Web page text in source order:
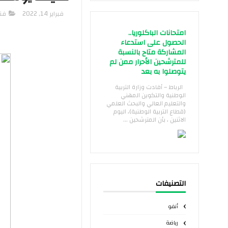
امتحانات الباكلوريا..
الحصول على استدعاء
المشاركة متاح بالنسبة
للمترشحين الأحرار ممن لم
يتوصلوا به بعد
الرباط – أفادت وزارة التربية
الوطنية والتكوين المهني
والتعليم العالي والبحث العلمي
(قطاع التربية الوطنية)، اليوم
الاثنين ، بأن المترشحين ...
التصنيفات
أنفو
رياضة
فبراير 14, 2022